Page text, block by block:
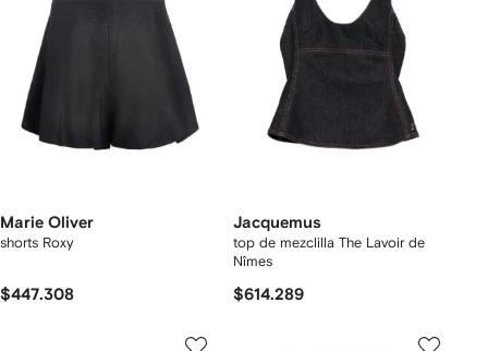
Marie Oliver
shorts Roxy
$447.308
Jacquemus
top de mezclilla The Lavoir de
Nîmes
$614.289